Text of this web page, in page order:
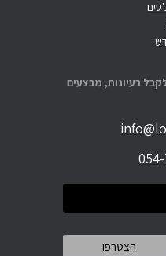
רעיונות, מבצעים